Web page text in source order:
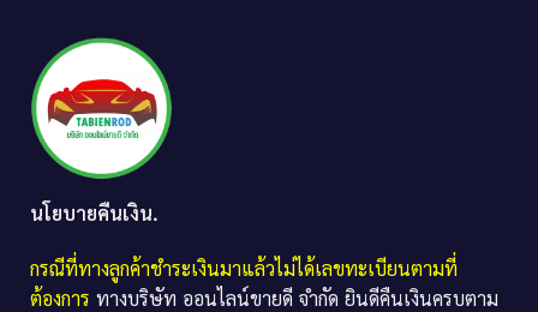
นโยบายคืนเงิน.
กรณีที่ทางลูกค้าชำระเงินมาแล้วไม่ได้เลขทะเบียนตามที่
ต้องการ ทางบริษัท ออนไลน์ขายดี จำกัด ยินดีคืนเงินครบตาม